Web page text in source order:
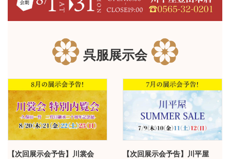
呉服展示会
【次回展示会予告】川裳会
【次回展示会予告】川平屋